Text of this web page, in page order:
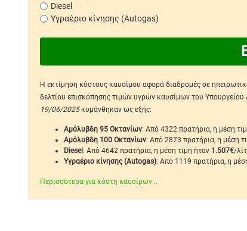
Diesel
Υγραέριο κίνησης (Autogas)
Η εκτίμηση κόστους καυσίμου αφορά διαδρομές σε
δελτίου επισκόπησης τιμών υγρών καυσίμων του
19/06/2025κυμάνθηκαν ως εξής:
Αμόλυβδη 95 Οκτανίων: Από 4322 πρατήρια, η μέση
Αμόλυβδη 100 Οκτανίων: Από 2873 πρατήρια, η μέση
Diesel: Από 4642 πρατήρια, η μέση τιμή ήταν 1.507€/
Υγραέριο κίνησης (Autogas): Από 1119 πρατήρια, η
Περισσότερα για κόστη καυσίμων...